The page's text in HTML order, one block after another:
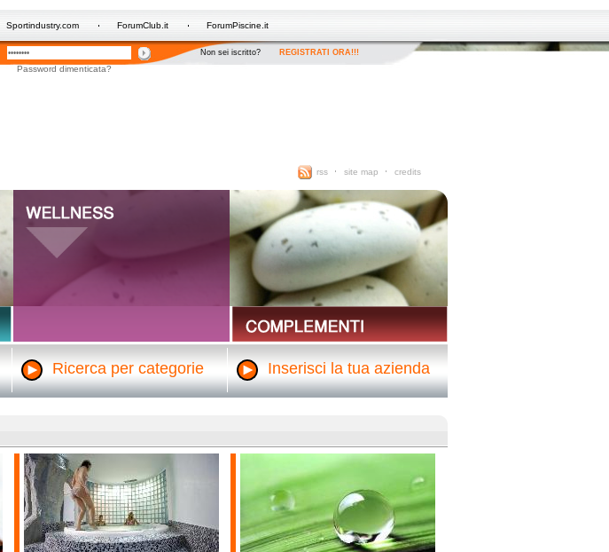
Sportindustry.com ForumClub.it ForumPiscine.it
Non sei iscritto? REGISTRATI ORA!!!
Password dimenticata?
rss site map credits
Ricerca per categorie Inserisci la tua azienda